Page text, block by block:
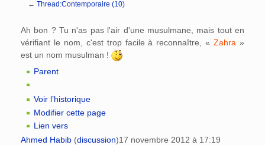
← Thread:Contemporaire (10)
Ah bon ? Tu n'as pas l'air d'une musulmane, mais tout en
vérifiant le nom, c'est trop facile à reconnaître, «Zahra »
est un nom musulman !
Parent
Voir l’historique
Modifier cette page
Lien vers
Ahmed Habib (discussion)17 novembre 2012 à 17:19